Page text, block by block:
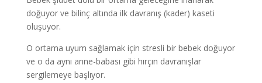
doğuyor ve bilinç altında ilk davranış (kader) kaseti
oluşuyor.
O ortama uyum sağlamak için stresli bir bebek doğuyor
ve o da aynı anne-babası gibi hırçın davranışlar
sergilemeye başlıyor.